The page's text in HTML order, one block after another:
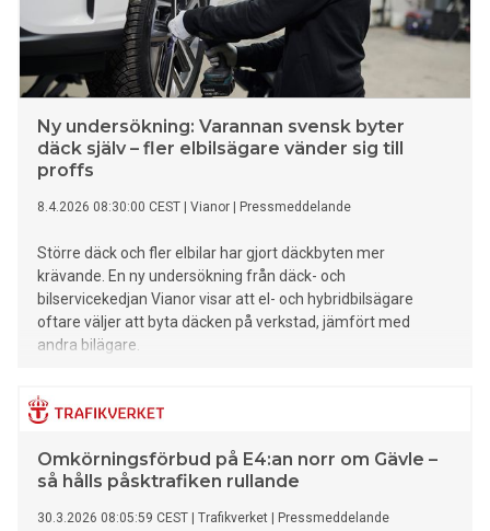
Ny undersökning: Varannan svensk byter
däck själv – fler elbilsägare vänder sig till
proffs
8.4.2026 08:30:00 CEST Vianor Pressmeddelande
Större däck och fler elbilar har gjort däckbyten mer
krävande. En ny undersökning från däck- och
bilservicekedjan Vianor visar att el- och hybridbilsägare
oftare väljer att byta däcken på verkstad, jämfört med
andra bilägare.
Omkörningsförbud på E4:an norr om Gävle –
så hålls påsktrafiken rullande
30.3.2026 08:05:59 CEST Trafikverket Pressmeddelande